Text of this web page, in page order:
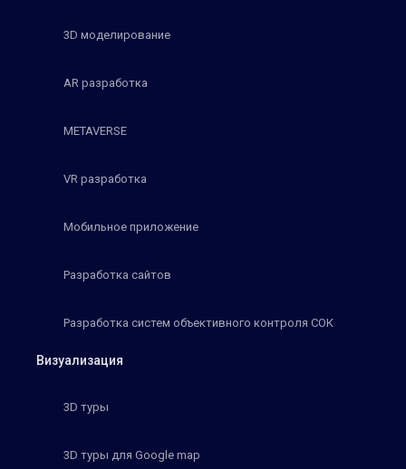
3D моделирование
AR разработка
METAVERSE
VR разработка
Мобильное приложение
Разработка сайтов
Разработка систем объективного контроля СОК
Визуализация
3D туры
3D туры для Google map